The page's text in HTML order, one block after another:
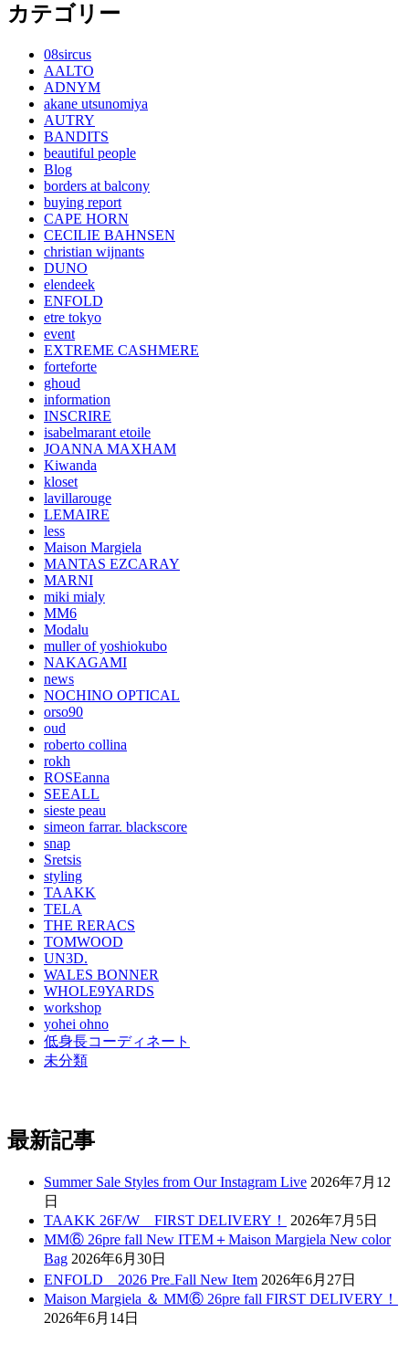
カテゴリー
08sircus
AALTO
ADNYM
akane utsunomiya
AUTRY
BANDITS
beautiful people
Blog
borders at balcony
buying report
CAPE HORN
CECILIE BAHNSEN
christian wijnants
DUNO
elendeek
ENFOLD
etre tokyo
event
EXTREME CASHMERE
forteforte
ghoud
information
INSCRIRE
isabelmarant etoile
JOANNA MAXHAM
Kiwanda
kloset
lavillarouge
LEMAIRE
less
Maison Margiela
MANTAS EZCARAY
MARNI
miki mialy
MM6
Modalu
muller of yoshiokubo
NAKAGAMI
news
NOCHINO OPTICAL
orso90
oud
roberto collina
rokh
ROSEanna
SEEALL
sieste peau
simeon farrar. blackscore
snap
Sretsis
styling
TAAKK
TELA
THE RERACS
TOMWOOD
UN3D.
WALES BONNER
WHOLE9YARDS
workshop
yohei ohno
低身長コーディネート
未分類
最新記事
Summer Sale Styles from Our Instagram Live 2026年7月12
日
TAAKK 26F/W FIRST DELIVERY！
2026年7月5日
MM⑥ 26pre fall New ITEM＋Maison Margiela New color
Bag 2026年6月30日
ENFOLD 2026 Pre₋Fall New Item 2026年6月27日
Maison Margiela ＆ MM⑥ 26pre fall FIRST DELIVERY！
2026年6月14日